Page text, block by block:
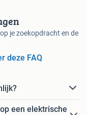
je zoekopdracht en de
deze FAQ
een elektrische